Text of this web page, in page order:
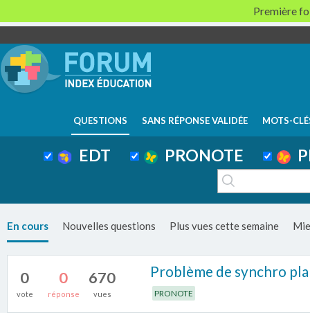
QUESTIONS SANS RÉPONSE VALIDÉE MOTS-
EDT PRONOTE
En cours Nouvelles questions Plus vues cette semaine
0
vote
0
réponse
670
vues
Problème de synchro
PRONOTE
Première